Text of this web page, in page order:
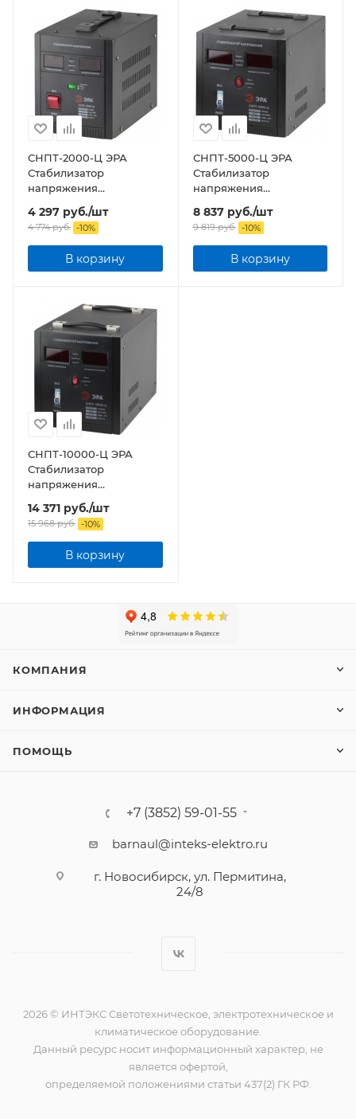
СНПТ-2000-Ц ЭРА
Стабилизатор
напряжения
переносной, ц.д., 140-
260В/220/В, 2000ВА
4 297 руб./шт
4 774руб. -10%
В корзину
СНПТ-5000-Ц ЭРА
Стабилизатор
напряжения
переносной, ц.д., 140-
260В/220/В, 5000ВА
8 837руб./шт
9 819руб. -10%
В корзину
СНПТ-10000-Ц ЭРА
Стабилизатор
напряжения
переносной, ц.д., 140-
260В/220/В, 10000ВА
14 371 руб./шт
15 968руб. -10%
В корзину
КОМПАНИЯ
ИНФОРМАЦИЯ
ПОМОЩЬ
+7 (3852) 59-01-55
barnaul@inteks-elektro.ru
г. Новосибирск, ул. Пермитина,
24/8
2026 © ИНТЭКС Светотехническое, электротехническое и
климатическое оборудование.
Данный ресурс носит информационный характер, не
является офертой,
определяемой положениями статьи 437(2) ГК РФ.